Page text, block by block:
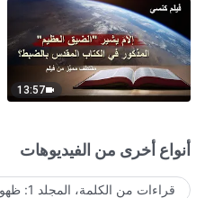
13:57
أنواع أخرى من الفيديوهات
قراءات من الكلمة، المجلد 1: ظهور الله وعمله